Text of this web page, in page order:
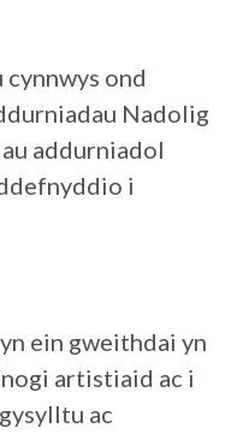
cynnwys ond
Nadolig
addurniadol
i
ein gweithdai yn
artistiaid ac i
ac